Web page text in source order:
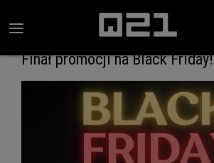
Finał promocji na Black Friday!